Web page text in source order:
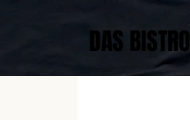
DAS BISTRO